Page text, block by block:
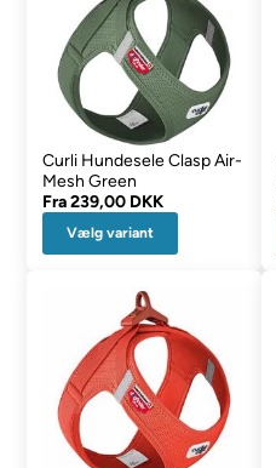
Curli Hundesele Clasp Air-
Mesh Green
Fra239,00 DKK
Vælg variant